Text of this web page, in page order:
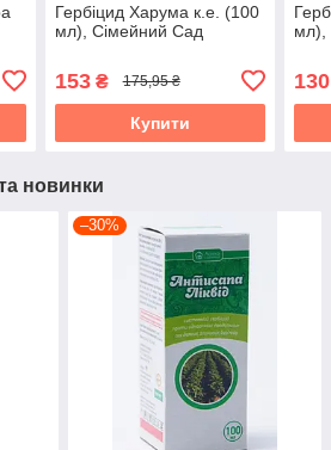
Гербіцид Харума к.е. (100
мл), Сімейний Сад
153₴ 175,95 ₴
Купити
мл),
130
новинки
–30%